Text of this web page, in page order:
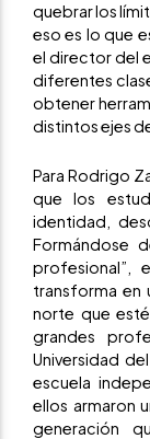
quebrar los
eso es lo que
el director del
diferentes
obtener
distintos ejes
Para Rodrigo
que los
identidad,
Formándose
profesional”,
transforma en
norte que
grandes
Universidad
escuela
ellos armaron
generación